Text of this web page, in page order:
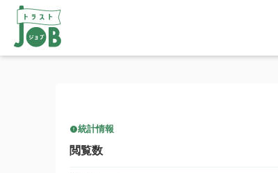
統計情報
閲覧数